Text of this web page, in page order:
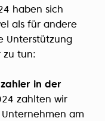
haben sich
als für andere
Unterstützung
zu tun:
in der
zahlten wir
am